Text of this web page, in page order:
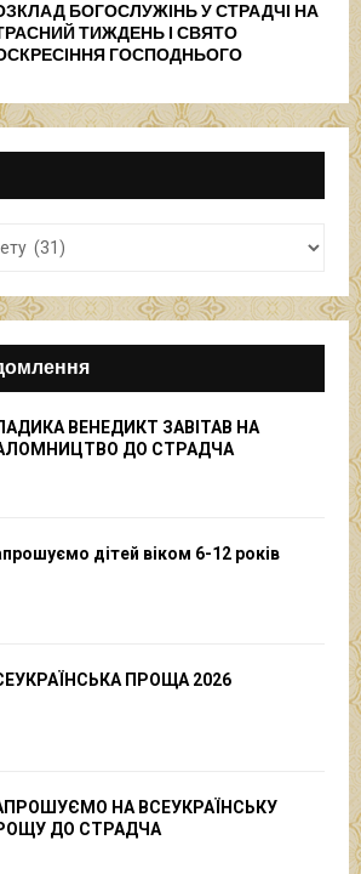
БОГОСЛУЖІНЬ У СТРАДЧІ НА
ТИЖДЕНЬ І СВЯТО
ГОСПОДНЬОГО
ВЕНЕДИКТ ЗАВІТАВ НА
ДО СТРАДЧА
дітей віком 6-12 років
ПРОЩА 2026
НА ВСЕУКРАЇНСЬКУ
ДО СТРАДЧА